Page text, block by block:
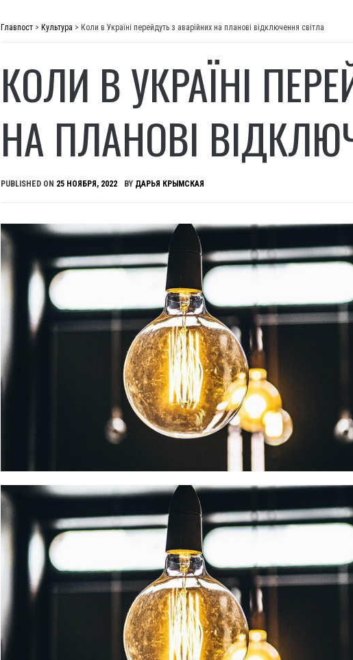
Главпост > Культура > Коли в Україні перейдуть з аварійних на планові відключення світла
КОЛИ В УКРАЇНІ
НА ПЛАНОВІ
PUBLISHED ON 25 НОЯБРЯ, 2022 BY ДАРЬЯ КРЫМСКАЯ